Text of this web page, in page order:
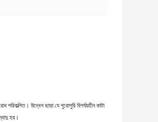
পরিকল্পিত। উদ্বেগ ছাড়া যে পুরোপুরি বিপর্যয়হীন কাটা
হয়।